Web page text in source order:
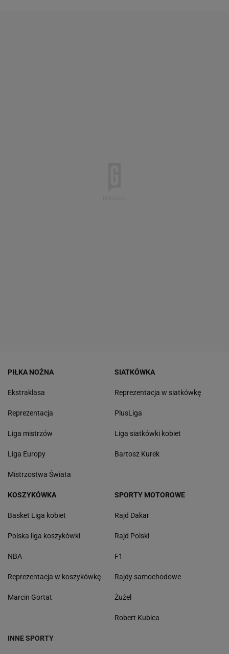
PIŁKA NOŻNA
Ekstraklasa
Reprezentacja
Liga mistrzów
Liga Europy
Mistrzostwa Świata
SIATKÓWKA
Reprezentacja w siatkówkę
PlusLiga
Liga siatkówki kobiet
Bartosz Kurek
KOSZYKÓWKA
Basket Liga kobiet
Polska liga koszykówki
NBA
Reprezentacja w koszykówkę
Marcin Gortat
SPORTY MOTOROWE
Rajd Dakar
Rajd Polski
F1
Rajdy samochodowe
Żużel
Robert Kubica
INNE SPORTY